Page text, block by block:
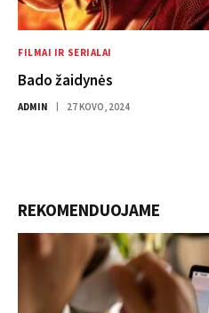
FILMAI IR SERIALAI
Bado žaidynės
ADMIN 27 KOVO, 2024
REKOMENDUOJAME